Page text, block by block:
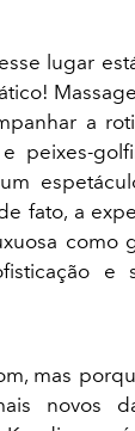
lugar
a
peixes-
fato, a
como
e
mas
novos